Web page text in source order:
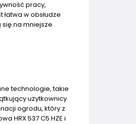
pracy,
w obsłudze
na mniejsze
technologie, takie
użytkownicy
ogrodu, który z
HRX 537 C5 HZE i